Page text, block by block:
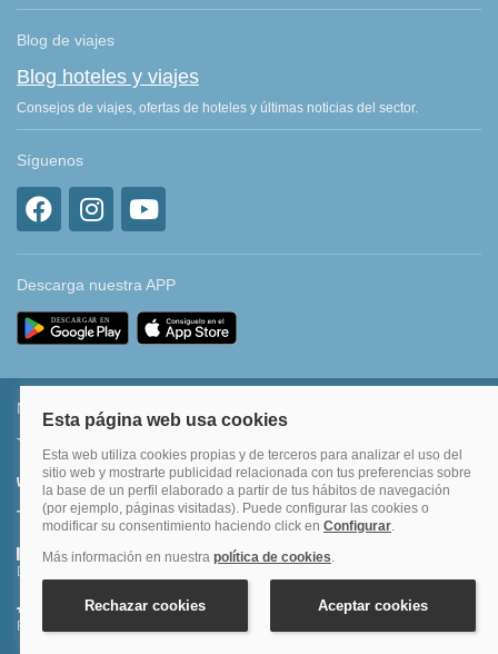
Blog de viajes
Blog hoteles y viajes
Consejos de viajes, ofertas de hoteles y últimas noticias del sector.
Síguenos
Descarga nuestra APP
Métodos de pago permitidos
Transferencia bancaria
Divide tu compra en 3 pagos al 0% TAE
Financia hasta en 12 meses o en 4 pagos sin intereses